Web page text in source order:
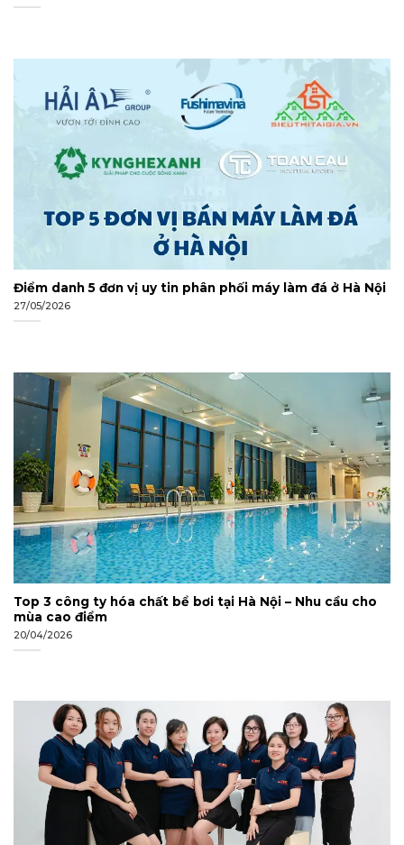
Điểm danh 5 đơn vị uy tin phân phối máy làm đá ở Hà Nội
27/05/2026
Top 3 công ty hóa chất bể bơi tại Hà Nội – Nhu cầu cho
mùa cao điểm
20/04/2026